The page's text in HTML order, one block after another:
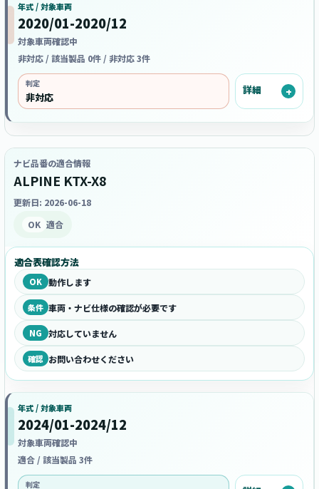
年式 / 対象車両
2020/01-2020/12
対象車両確認中
非対応 / 該当製品 0件 / 非対応 3件
判定
非対応
詳細
ナビ品番の適合情報
ALPINE KTX-X8
更新日: 2026-06-18
OK 適合
適合表確認方法
OK 動作します
条件 車両・ナビ仕様の確認が必要です
NG 対応していません
確認 お問い合わせください
年式 / 対象車両
2024/01-2024/12
対象車両確認中
適合 / 該当製品 3件
判定